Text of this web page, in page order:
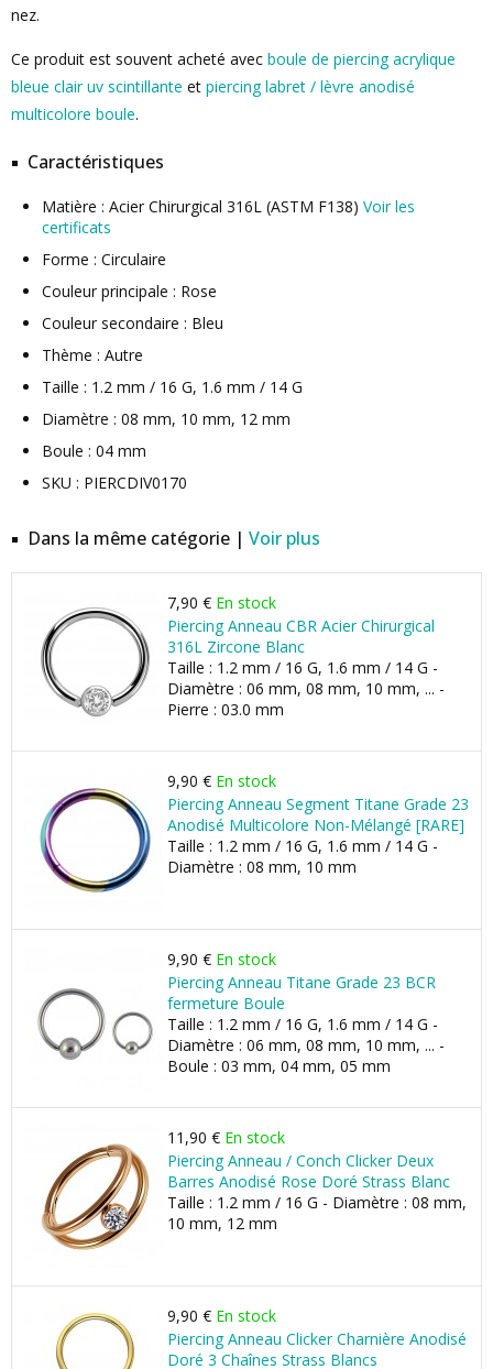
nez.
Ce produit est souvent acheté avec boule de piercing acrylique
bleue clair uv scintillante et piercing labret / lèvre anodisé
multicolore boule.
Caractéristiques
Matière : Acier Chirurgical 316L (ASTM F138) Voir les
certificats
Forme : Circulaire
Couleur principale : Rose
Couleur secondaire : Bleu
Thème : Autre
Taille : 1.2 mm / 16 G, 1.6 mm / 14 G
Diamètre : 08 mm, 10 mm, 12 mm
Boule : 04 mm
SKU : PIERCDIV0170
Dans la même catégorie | Voir plus
7,90 € En stock
Piercing Anneau CBR Acier Chirurgical
316L Zircone Blanc
Taille : 1.2 mm / 16 G, 1.6 mm / 14 G -
Diamètre : 06 mm, 08 mm, 10 mm, ... -
Pierre : 03.0 mm
9,90 € En stock
Piercing Anneau Segment Titane Grade 23
Anodisé Multicolore Non-Mélangé [RARE]
Taille : 1.2 mm / 16 G, 1.6 mm / 14 G -
Diamètre : 08 mm, 10 mm
9,90 € En stock
Piercing Anneau Titane Grade 23 BCR
fermeture Boule
Taille : 1.2 mm / 16 G, 1.6 mm / 14 G -
Diamètre : 06 mm, 08 mm, 10 mm, ... -
Boule : 03 mm, 04 mm, 05 mm
11,90 € En stock
Piercing Anneau / Conch Clicker Deux
Barres Anodisé Rose Doré Strass Blanc
Taille : 1.2 mm / 16 G - Diamètre : 08 mm,
10 mm, 12 mm
9,90 € En stock
Piercing Anneau Clicker Charnière Anodisé
Doré 3 Chaînes Strass Blancs